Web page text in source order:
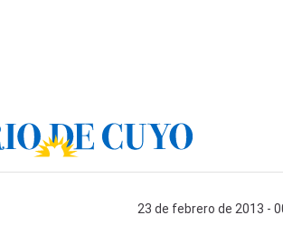
23 de febrero de 2013 -